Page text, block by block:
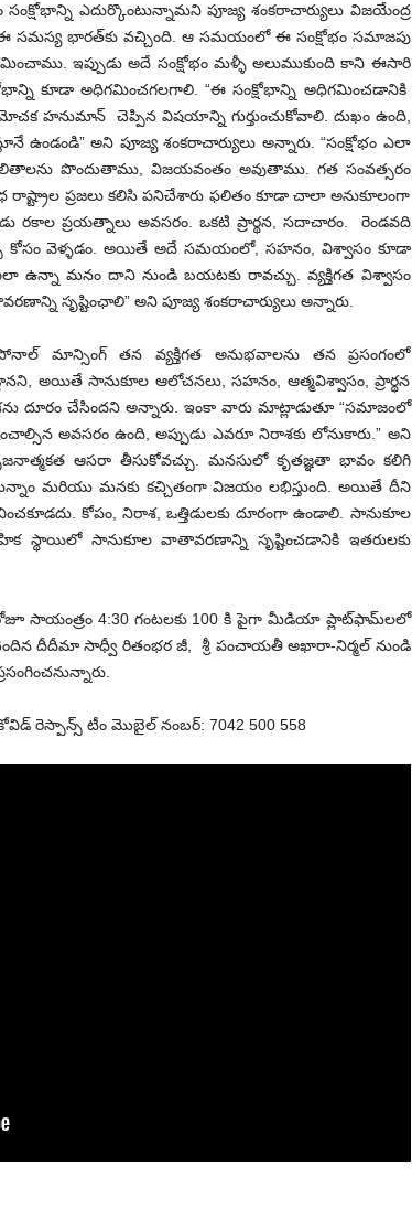
ఎదుర్కొంటున్నామని పూజ్య శంకరాచార్యులు విజయేంద్ర
ఈ సమస్య భారత్‌కు వచ్చింది. ఆ సమయంలో ఈ సంక్షోభం సమాజపు
ఇప్పుడు అదే సంక్షోభం మళ్ళీ అలుముకుంది కాని ఈసారి
కూడా అధిగమించగలగాలి. “ఈ సంక్షోభాన్ని అధిగమించడానికి
హనుమాన్ చెప్పిన విషయాన్ని గుర్తుంచుకోవాలి. దుఖం ఉంది,
ఉండండి” అని పూజ్య శంకరాచార్యులు అన్నారు. “సంక్షోభం ఎలా
పొందుతాము, విజయవంతం అవుతాము. గత సంవత్సరం
రాష్ట్రాల ప్రజలు కలిసి పనిచేశారు ఫలితం కూడా చాలా అనుకూలంగా
రకాల ప్రయత్నాలు అవసరం. ఒకటి ప్రార్థన, సదాచారం. రెండవది
కోసం వెళ్ళడం. అయితే అదే సమయంలో, సహనం, విశ్వాసం కూడా
ఉన్నా మనం దాని నుండి బయటకు రావచ్చు. వ్యక్తిగత విశ్వాసం
సృష్టింఛాలి” అని పూజ్య శంకరాచార్యులు అన్నారు.
మాన్సింగ్ తన వ్యక్తిగత అనుభవాలను తన ప్రసంగంలో
అయితే సానుకూల ఆలోచనలు, సహనం, ఆత్మవిశ్వాసం, ప్రార్థన
చేసిందని అన్నారు. ఇంకా వారు మాట్లాడుతూ “సమాజంలో
అవసరం ఉంది, అప్పుడు ఎవరూ నిరాశకు లోనుకారు.” అని
ఆసరా తీసుకోవచ్చు. మనసులో కృతజ్ఞతా భావం కలిగి
మరియు మనకు కచ్చితంగా విజయం లభిస్తుంది. అయితే దీని
కోపం, నిరాశ, ఒత్తిడులకు దూరంగా ఉండాలి. సానుకూల
సానుకూల వాతావరణాన్ని సృష్టించడానికి ఇతరులకు
సాయంత్రం 4:30 గంటలకు 100 కి పైగా మీడియా ప్లాట్‌ఫామ్‌లలో
దీదీమా సాధ్వీ రితంభర జీ, శ్రీ పంచాయతీ అఖారా-నిర్మల్ నుండి
కోవిడ్ రెస్పాన్స్ టీం మొబైల్ నంబర్: 7042 500 558